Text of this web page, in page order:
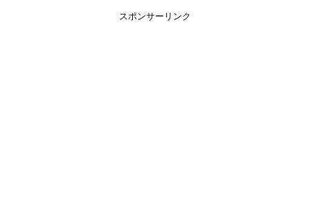
スポンサーリンク